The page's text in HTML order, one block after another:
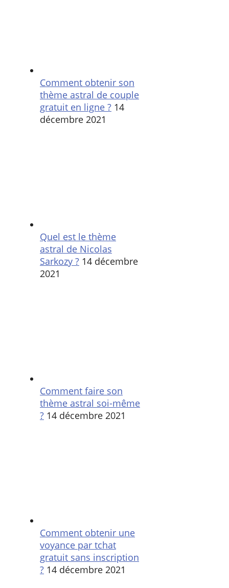
Comment obtenir son
thème astral de couple
gratuit en ligne ? 14
décembre 2021
Quel est le thème
astral de Nicolas
Sarkozy ? 14 décembre
2021
Comment faire son
thème astral soi-même
? 14 décembre 2021
Comment obtenir une
voyance par tchat
gratuit sans inscription
? 14 décembre 2021